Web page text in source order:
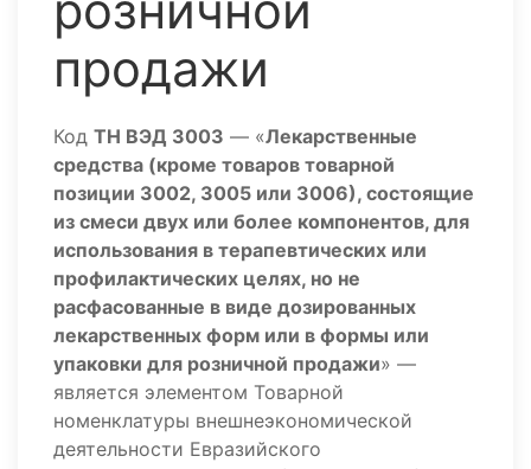
продажи
Код ТН ВЭД 3003 — «Лекарственные
средства (кроме товаров товарной
позиции 3002, 3005 или 3006), состоящие
из смеси двух или более компонентов, для
использования в терапевтических или
профилактических целях, но не
расфасованные в виде дозированных
лекарственных форм или в формы или
упаковки для розничной продажи» —
является элементом Товарной
номенклатуры внешнеэкономической
деятельности Евразийского